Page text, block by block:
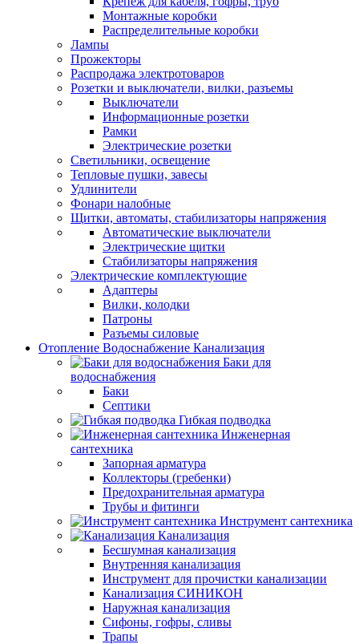
Монтажные коробки
Распределительные коробки
Лампы
Прожекторы
Распродажа электротоваров
Розетки и выключатели, вилки, разъемы
Выключатели
Информационные розетки
Рамки
Электрические розетки
Светильники, освещение
Тепловые пушки, завесы
Удлинители
Фонари налобные
Щитки, автоматы, стабилизаторы напряжения
Автоматические выключатели
Электрические щитки
Стабилизаторы напряжения
Электрические комплектующие
Адаптеры
Вилки, колодки
Патроны
Разъемы силовые
Отопление Водоснабжение Канализация
Баки для
водоснабжения
Баки
Септики
Гибкая подводка
Инженерная
сантехника
Запорная арматура
Коллекторы (гребенки)
Предохранительная арматура
Трубы и фитинги
Инструмент сантехника
Канализация
Бесшумная канализация
Внутренняя канализация
Инструмент для прочистки канализации
Канализация СИНИКОН
Наружная канализация
Сифоны, гофры, сливы
Трапы